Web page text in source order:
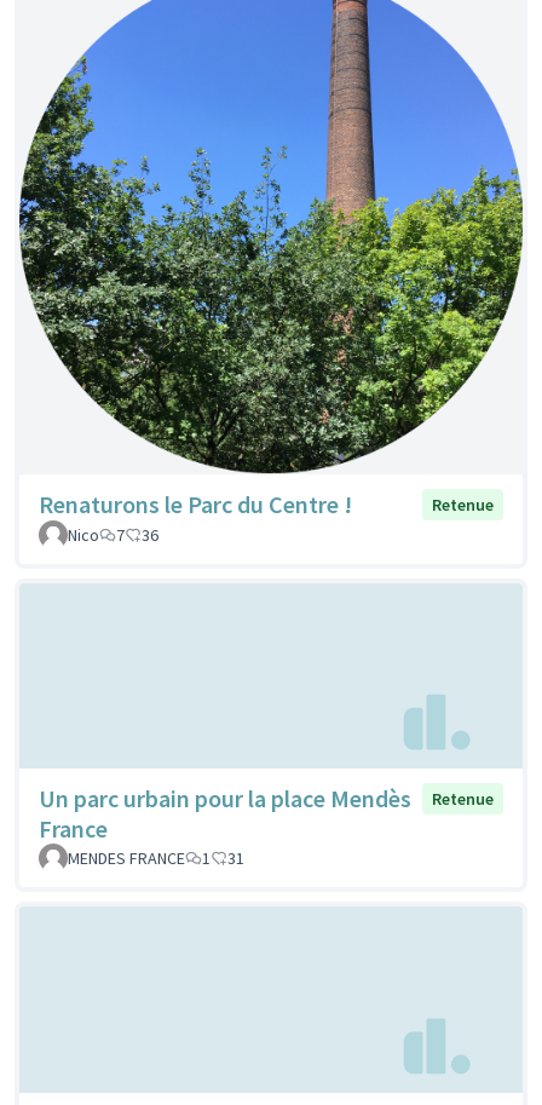
Renaturons le Parc du Centre !
Retenue
Nico
7 36
Un parc urbain pour la place Mendès
France
Retenue
MENDES FRANCE 1 31